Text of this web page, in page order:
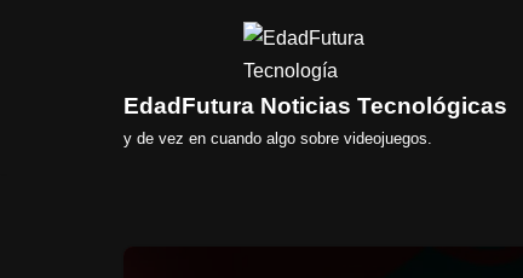
EdadFutura Noticias Tecnológicas
y de vez en cuando algo sobre videojuegos.